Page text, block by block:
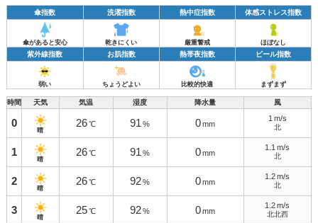
傘指数 洗濯指数 熱中症指数 体感ストレス指数
傘があると安心 乾きにくい 厳重警戒 ほぼなし
紫外線指数 お肌指数 熱帯夜指数 ビール指数
弱い ちょうどよい 比較的快適 まずまず
時間 天気 気温 湿度 降水量 風
0
晴
26 ℃ 91 % 0 mm
1 m/s
北
1
晴
26 ℃ 91 % 0 mm
1.1 m/s
北
2
晴
26 ℃ 92 % 0 mm
1.2 m/s
北
3
晴
25 ℃ 92 % 0 mm
1.2 m/s
北北西